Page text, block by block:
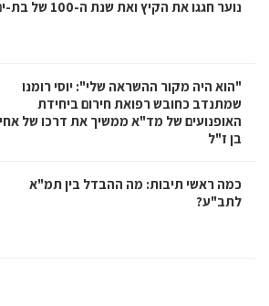
נוער חגגו את הקיץ ואת שנת ה-100 של בת-ים
"הוא היה מקור ההשראה שלי": יוסי רומנו
שמתנדב כחובש רפואת חירום ביחידת
האופנועים של מד"א ממשיך את דרכו של
בן ז"ל
כמה ראשי תיבות: מה ההבדל בין תמ"א
לתב"ע?